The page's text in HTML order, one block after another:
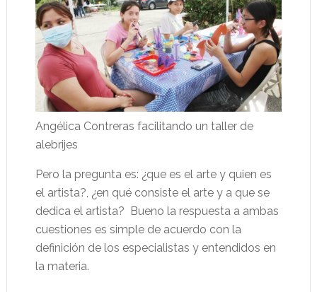
Angélica Contreras facilitando un taller de
alebrijes
Pero la pregunta es: ¿que es el arte y quien es
el artista?, ¿en qué consiste el arte y a que se
dedica el artista? Bueno la respuesta a ambas
cuestiones es simple de acuerdo con la
definición de los especialistas y entendidos en
la materia.